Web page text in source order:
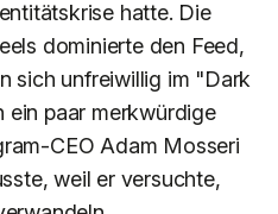
hatte. Die
dominierte den Feed,
sich unfreiwillig im "Dark
ein paar merkwürdige
CEO Adam Mosseri
weil er versuchte,